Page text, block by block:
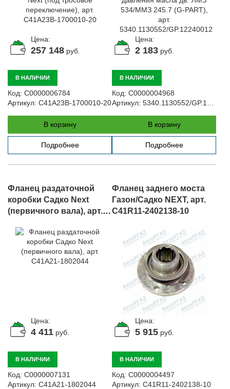
Цена:
257 148 руб.
В НАЛИЧИИ
Код: С0000006784
Артикул: C41A23B-1700010-20
В корзину
Подробнее
Цена:
2 183 руб.
В НАЛИЧИИ
Код: С0000004968
Артикул: 5340.1130552/GP.12240012
В корзину
Подробнее
Фланец раздаточной
коробки Садко Next
(первичного вала), арт.
Цена:
4 411 руб.
В НАЛИЧИИ
Код: С0000007131
Артикул: C41A21-1802044
Фланец заднего моста
Газон/Садко NEXT, арт.
C41R11-2402138-10
Цена:
5 915 руб.
В НАЛИЧИИ
Код: С0000004497
Артикул: C41R11-2402138-10